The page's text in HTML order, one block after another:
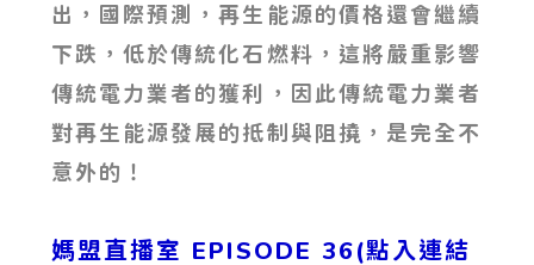
出，國際預測，再生能源的價格還會繼續
下跌，低於傳統化石燃料，這將嚴重影響
傳統電力業者的獲利，因此傳統電力業者
對再生能源發展的抵制與阻撓，是完全不
意外的！
媽盟直播室 EPISODE 36(點入連結